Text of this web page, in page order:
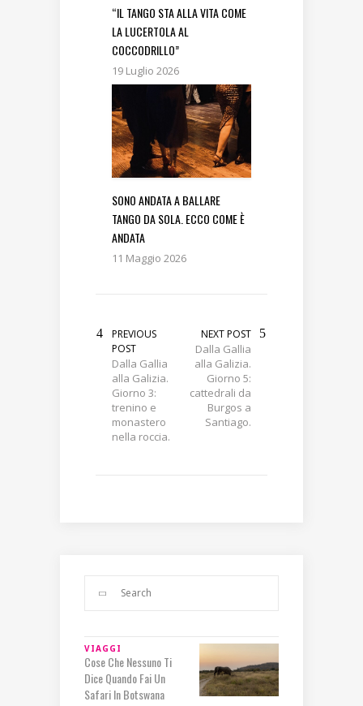
“IL TANGO STA ALLA VITA COME
LA LUCERTOLA AL
COCCODRILLO”
19 Luglio 2026
SONO ANDATA A BALLARE
TANGO DA SOLA. ECCO COME È
ANDATA
11 Maggio 2026
PREVIOUS
POST
Dalla Gallia
alla Galizia.
Giorno 3:
trenino e
monastero
nella roccia.
NEXT POST
Dalla Gallia
alla Galizia.
Giorno 5:
cattedrali da
Burgos a
Santiago.
VIAGGI
Cose Che Nessuno Ti
Dice Quando Fai Un
Safari In Botswana